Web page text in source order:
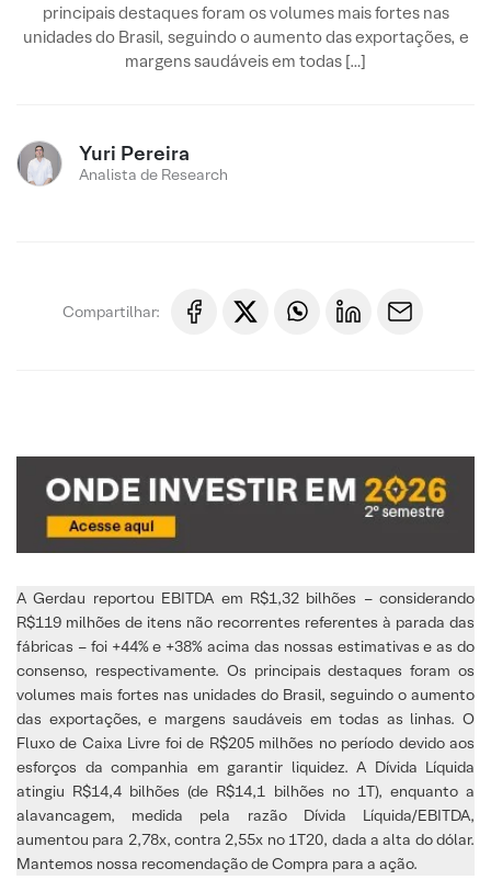
principais destaques foram os volumes mais fortes nas
unidades do Brasil, seguindo o aumento das exportações, e
margens saudáveis em todas […]
Yuri Pereira
Analista de Research
Compartilhar:
A Gerdau reportou EBITDA em R$1,32 bilhões – considerando
R$119 milhões de itens não recorrentes referentes à parada das
fábricas – foi +44% e +38% acima das nossas estimativas e as do
consenso, respectivamente. Os principais destaques foram os
volumes mais fortes nas unidades do Brasil, seguindo o aumento
das exportações, e margens saudáveis em todas as linhas. O
Fluxo de Caixa Livre foi de R$205 milhões no período devido aos
esforços da companhia em garantir liquidez. A Dívida Líquida
atingiu R$14,4 bilhões (de R$14,1 bilhões no 1T), enquanto a
alavancagem, medida pela razão Dívida Líquida/EBITDA,
aumentou para 2,78x, contra 2,55x no 1T20, dada a alta do dólar.
Mantemos nossa recomendação de Compra para a ação.